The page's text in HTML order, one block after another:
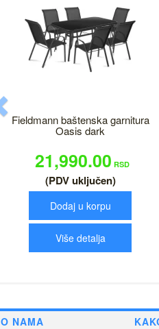
Fieldmann baštenska garnitura
Oasis dark
21,990.00 RSD
(PDV uključen)
Dodaj u korpu
Više detalja
O NAMA